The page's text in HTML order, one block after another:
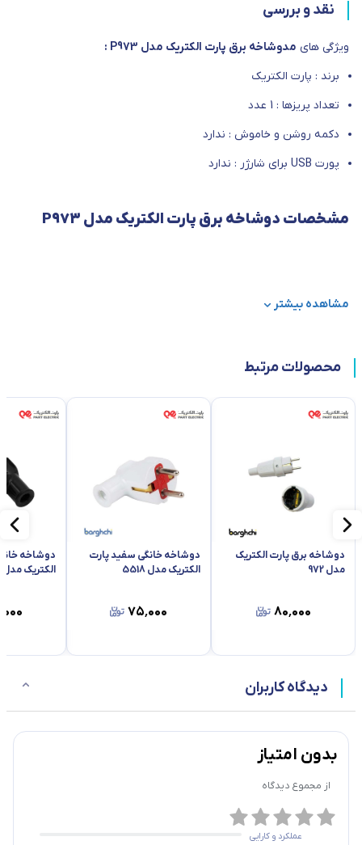
نقد و بررسی
ویژگی های مدوشاخه برق پارت الکتریک مدل P973 :
برند : پارت الکتریک
تعداد پریزها : 1 عدد
دکمه روشن و خاموش : ندارد
پورت USB برای شارژر : ندارد
مشخصات دوشاخه برق پارت الکتریک مدل P973
مشخصات فیزیکی :
تعداد پریزها 1عدد
حداکثر توان قابل پشتیبانی
حداکثر جریان انتقالی
محافظ داخلی
مشاهده بیشتر
محصولات مرتبط
دوشاخه برق پارت الکتریک
مدل 972
۸۰٬۰۰۰
دوشاخه خانگی سفید پارت
الکتریک مدل 5518
۷۵٬۰۰۰
دوشاخه
الکتریک مدل 5519
دیدگاه کاربران
بدون امتیاز
از مجموع دیدگاه
عملکرد و کارایی